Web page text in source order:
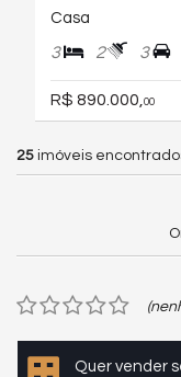
Casa
3 2 3
R$ 890.000, 00
25 imóveis
Quer vender